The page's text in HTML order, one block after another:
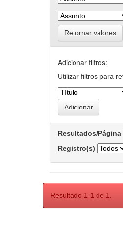
Retornar valores
Adicionar filtros:
Utilizar filtros para
Resultados/Página
Registro(s)
Resultado 1-1 de 1.